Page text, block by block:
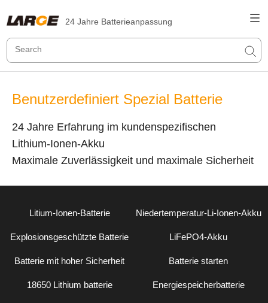
24 Jahre Batterieanpassung
Benutzerdefiniert Spezial Batterie
24 Jahre Erfahrung im kundenspezifischen
Lithium-Ionen-Akku
Maximale Zuverlässigkeit und maximale Sicherheit
Litium-Ionen-Batterie Niedertemperatur-Li-Ionen-Akku
Explosionsgeschützte Batterie LiFePO4-Akku
Batterie mit hoher Sicherheit Batterie starten
18650 Lithium batterie Energiespeicherbatterie